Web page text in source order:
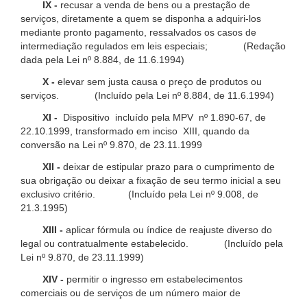
IX - recusar a venda de bens ou a prestação de
serviços, diretamente a quem se disponha a adquiri-los
mediante pronto pagamento, ressalvados os casos de
intermediação regulados em leis especiais; (Redação
dada pela Lei nº 8.884, de 11.6.1994)
X - elevar sem justa causa o preço de produtos ou
serviços. (Incluído pela Lei nº 8.884, de 11.6.1994)
XI -
Dispositivo incluído pela MPV nº 1.890-67, de
22.10.1999, transformado em inciso XIII, quando da
conversão na Lei nº 9.870, de 23.11.1999
XII - deixar de estipular prazo para o cumprimento de
sua obrigação ou deixar a fixação de seu termo inicial a seu
exclusivo critério. (Incluído pela Lei nº 9.008, de
21.3.1995)
XIII - aplicar fórmula ou índice de reajuste diverso do
legal ou contratualmente estabelecido. (Incluído pela
Lei nº 9.870, de 23.11.1999)
XIV - permitir o ingresso em estabelecimentos
comerciais ou de serviços de um número maior de